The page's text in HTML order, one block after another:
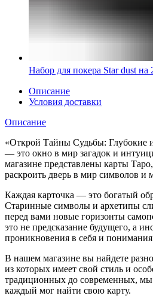
Набор для покера Star dust
Описание
Условия доставки
Описание
«Открой Тайны Судьбы: Глубокие
— это окно в мир загадок и
магазине представлены карты
раскроить дверь в мир символов и
Каждая карточка — это богатый
Старинные символы и архетипы
перед вами новые горизонты
это не предсказание будущего, а
проникновения в себя и понимания
В нашем магазине вы найдете
из которых имеет свой стиль и
традиционных до современных,
каждый мог найти свою карту.